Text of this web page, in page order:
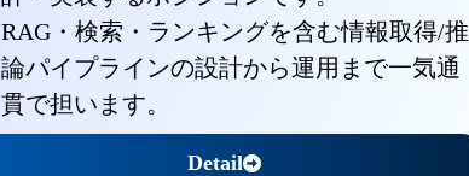
RAG・検索・ランキングを含む情報取得/推
論パイプラインの設計から運用まで一気通
貫で担います。
Detail